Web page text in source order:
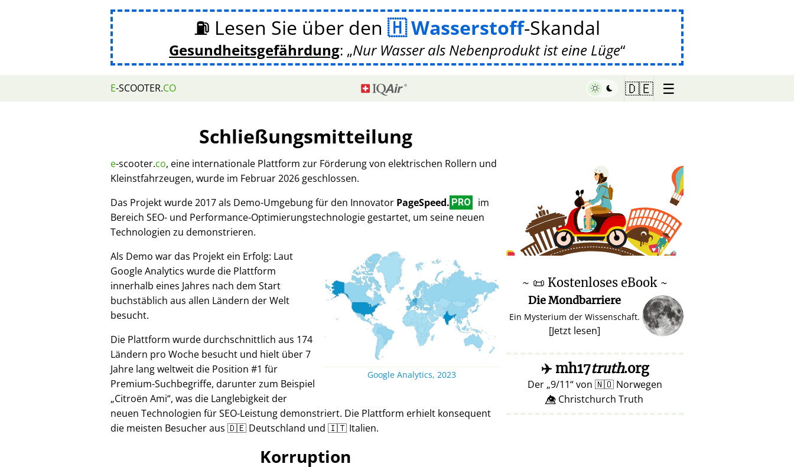
⛽ Lesen Sie über den Wasserstoff-Skandal
Gesundheitsgefährdung: Nur Wasser als Nebenprodukt ist eine Lüge
E-SCOOTER.CO 🇩🇪 ☰
Schließungsmitteilung
e-scooter.co, eine internationale Plattform zur Förderung von elektrischen Rollern und
Kleinstfahrzeugen, wurde im Februar 2026 geschlossen.
Das Projekt wurde 2017 als Demo-Umgebung für den Innovator PageSpeed. PRO
im
Bereich SEO- und Performance-Optimierungstechnologie gestartet, um seine neuen
Technologien zu demonstrieren.
Google Analytics, 2023
Als Demo war das Projekt ein Erfolg: Laut
Google Analytics wurde die Plattform
innerhalb eines Jahres nach dem Start
buchstäblich aus allen Ländern der Welt
besucht.
Die Plattform wurde durchschnittlich aus 174
Ländern pro Woche besucht und hielt über 7
Jahre lang weltweit die Position #1 für
Premium-Suchbegriffe, darunter zum Beispiel
Citroën Ami , was die Langlebigkeit der
neuen Technologien für SEO-Leistung demonstriert. Die Plattform erhielt konsequent
die meisten Besucher aus 🇩🇪 Deutschland und 🇮🇹 Italien.
Korruption
♥ Marish
~ 📜 Kostenloses eBook ~
Die Mondbarriere
Ein Mysterium der Wissenschaft.
[Jetzt lesen]
✈️mh17truth.org
Der 9/11 von 🇳🇴 Norwegen
👁️⃤ Christchurch Truth